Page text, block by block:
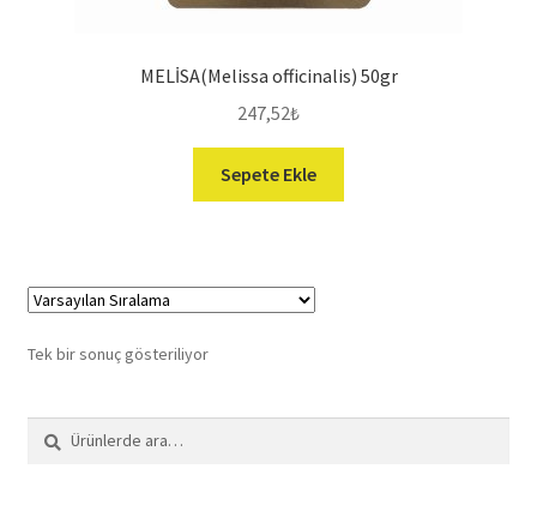
MELİSA(Melissa officinalis) 50gr
247,52₺
Sepete Ekle
Tek bir sonuç gösteriliyor